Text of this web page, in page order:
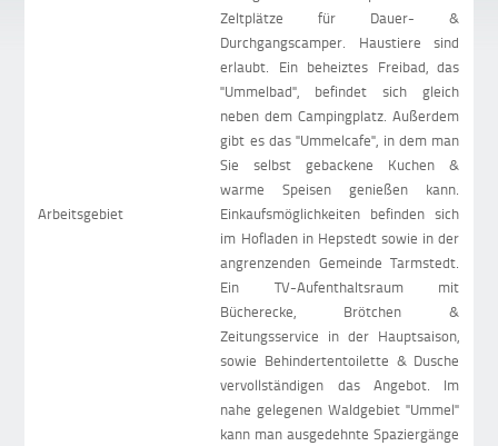
Arbeitsgebiet
Zeltplätze für Dauer- &
Durchgangscamper. Haustiere sind
erlaubt. Ein beheiztes Freibad, das
"Ummelbad", befindet sich gleich
neben dem Campingplatz. Außerdem
gibt es das "Ummelcafe", in dem man
Sie selbst gebackene Kuchen &
warme Speisen genießen kann.
Einkaufsmöglichkeiten befinden sich
im Hofladen in Hepstedt sowie in der
angrenzenden Gemeinde Tarmstedt.
Ein TV-Aufenthaltsraum mit
Bücherecke, Brötchen &
Zeitungsservice in der Hauptsaison,
sowie Behindertentoilette & Dusche
vervollständigen das Angebot. Im
nahe gelegenen Waldgebiet "Ummel"
kann man ausgedehnte Spaziergänge